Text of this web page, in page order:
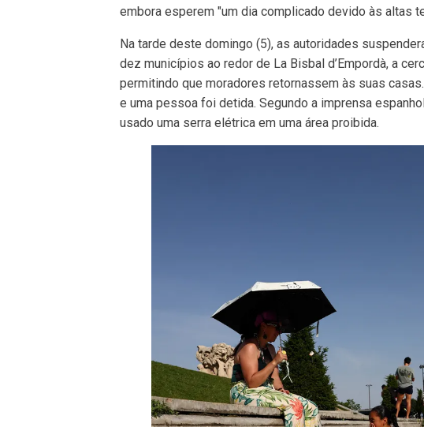
embora esperem "um dia complicado devido às altas
Na tarde deste domingo (5), as autoridades
dez municípios ao redor de La Bisbal d’Empordà, a
permitindo que moradores retornassem às suas
e uma pessoa foi detida. Segundo a imprensa
usado uma serra elétrica em uma área proibida.